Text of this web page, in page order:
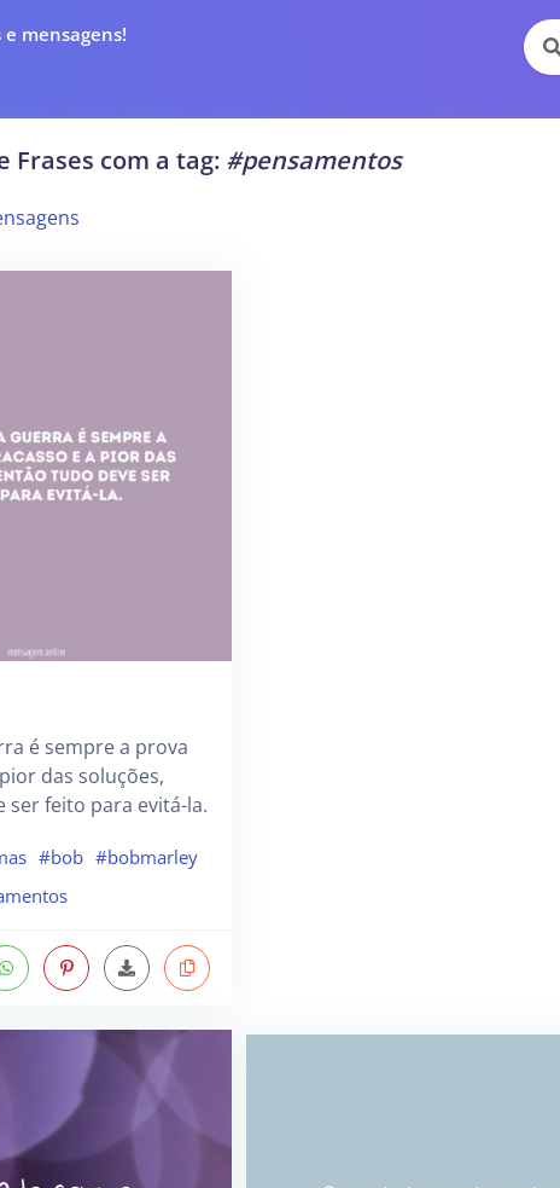
e mensagens!
Frases com a tag: #pensamentos
é sempre a prova
das soluções,
ser feito para evitá-la.
#bob #bobmarley